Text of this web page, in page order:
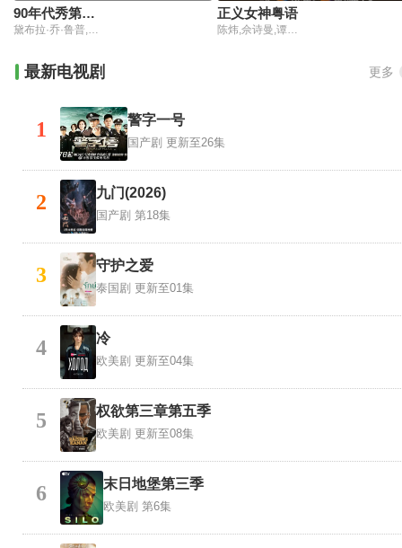
90年代秀第三季
黛布拉·乔·鲁普,柯特伍德·史密斯,考利·霍普·哈弗达,阿什莉·奥夫德海德,梅斯·科罗内尔,邦妮·特纳,特里·特纳,格雷格·梅特勒,林赛·特纳
正义女神粤语
陈炜,佘诗曼,谭耀文,蒋祖曼,许绍雄,文颂娴,马贯东,周嘉洛,戴祖仪
最新电视剧 更多
1 警字一号
国产剧 更新至26集
2 九门(2026)
国产剧 第18集
3 守护之爱
泰国剧 更新至01集
4 冷
欧美剧 更新至04集
5 权欲第三章第五季
欧美剧 更新至08集
6 末日地堡第三季
欧美剧 第6集